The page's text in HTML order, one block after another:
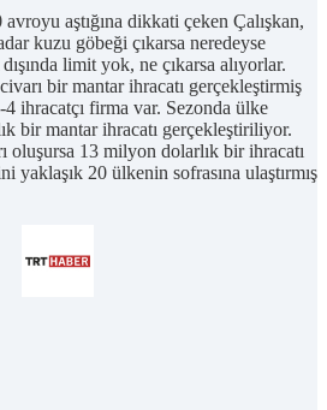
aştığına dikkati çeken Çalışkan,
kuzu göbeği çıkarsa neredeyse
limit yok, ne çıkarsa alıyorlar.
bir mantar ihracatı gerçekleştirmiş
ihracatçı firma var. Sezonda ülke
bir mantar ihracatı gerçekleştiriliyor.
oluşursa 13 milyon dolarlık bir ihracatı
20 ülkenin sofrasına ulaştırmış